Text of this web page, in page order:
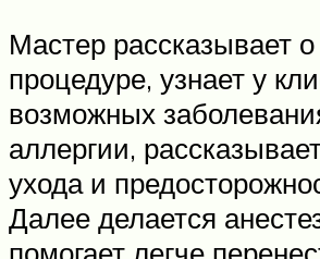
Мастер рассказывает
процедуре, узнает у
возможных
аллергии,
ухода и
Далее делается